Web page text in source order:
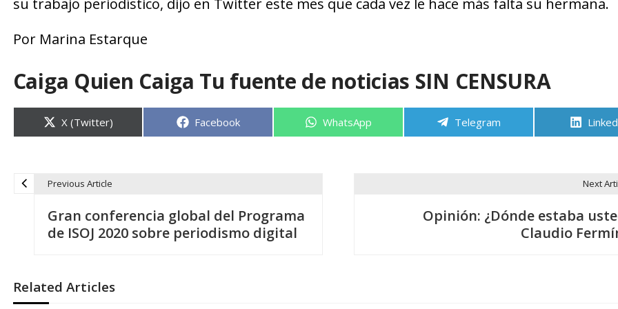
su trabajo periodístico, dijo en Twitter este mes que cada vez le hace más falta su hermana.
Por Marina Estarque
Caiga Quien Caiga Tu fuente de noticias SIN CENSURA
Compartir
en
X (Twitter) Compartir
Facebook Compartir
WhatsApp Compartir
Telegram
Previous Article
Gran conferencia global del Programa
de ISOJ 2020 sobre periodismo digital
Next
Opinión: ¿Dónde estaba
Claudio
Related Articles